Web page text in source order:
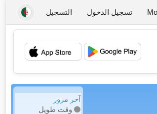
تسجيل الدخول التسجيل
💖
آخر مرور
وقت طويل